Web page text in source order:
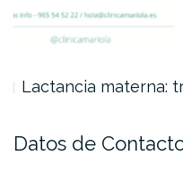
Lactancia materna:
Datos de